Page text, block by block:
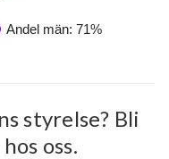
Andel män: 71%
styrelse? Bli
oss.